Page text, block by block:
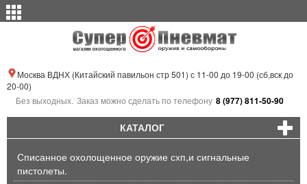
Москва ВДНХ (Китайский павильон стр 501) с 11-00 до 19-00 (сб,вск до
20-00)
Без выходных. Заказ можно сделать по телефону 8 (977) 811-50-90
КАТАЛОГ
Списанное охолощенное оружие схп,и сигнальные
пистолеты.